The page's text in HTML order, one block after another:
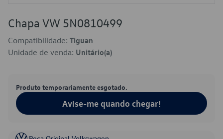
Chapa VW 5N0810499
Compatibilidade: Tiguan
Unidade de venda: Unitário(a)
Produto temporariamente esgotado.
Avise-me quando chegar!